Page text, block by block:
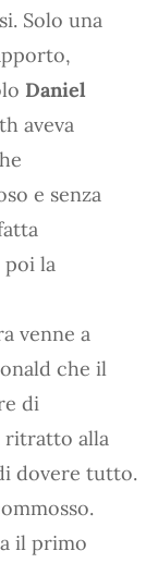
Solo una
Daniel
aveva
e senza
poi la
venne a
che il
di
ritratto alla
dovere tutto.
il primo